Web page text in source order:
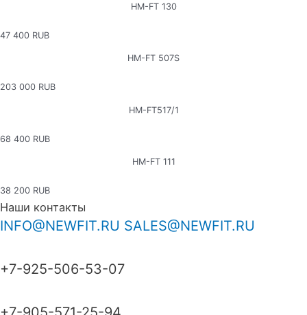
HM-FT 130
47 400 RUB
НМ-FТ 507S
203 000 RUB
HM-FT517/1
68 400 RUB
НМ-FT 111
38 200 RUB
Наши контакты
INFO@NEWFIT.RU SALES@NEWFIT.RU
+7-925-506-53-07